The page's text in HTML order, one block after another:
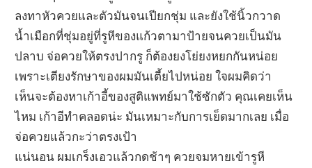
ลงทาหัวควยและตัวมันจนเปียกชุ่ม และยังใช้นิ้วกวาด
น้ำเมือกที่ชุ่มอยู่ที่รูหีของแก้วตามาป้ายจนควยเป็นมัน
ปลาบ จ่อควยให้ตรงปากรู ก็ต้องยงโย่ยงหยกกันหน่อย
เพราะเตียงรักษาของผมมันเตี้ยไปหน่อย ใจผมคิดว่า
เห็นจะต้องหาเก้าอี้ของสูติแพทย์มาใช้ซักตัว คุณเคยเห็น
ไหม เก้าอีทำคลอดน่ะ มันเหมาะกับการเย็ดมากเลย เมื่อ
จ่อควยแล้วกะว่าตรงเป้า
แน่นอน ผมเกร็งเอวแล้วกดช้าๆ ควยจมหายเข้ารูหี